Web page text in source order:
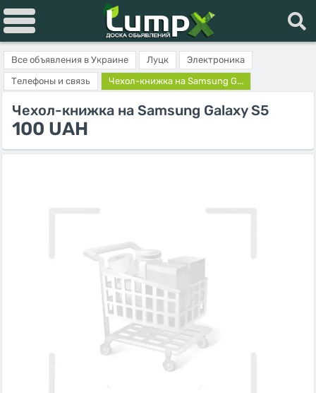
Все объявления в Украине Луцк
Электроника
Телефоны и связь
Чехол-книжка на Samsung G...
Чехол-книжка на Samsung Galaxy S5
100 UAH